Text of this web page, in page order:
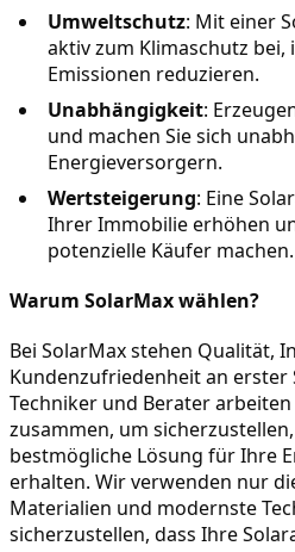
Umweltschutz: Mit einer
aktiv zum Klimaschutz bei,
Emissionen reduzieren.
Unabhängigkeit:
und machen Sie sich
Energieversorgern.
Wertsteigerung: Eine
Ihrer Immobilie erhöhen
potenzielle Käufer machen.
Warum SolarMax wählen?
Bei SolarMax stehen Qualität,
Kundenzufriedenheit an erster
Techniker und Berater
zusammen, um
bestmögliche Lösung für Ihre
erhalten. Wir verwenden nur
Materialien und modernste
sicherzustellen, dass Ihre